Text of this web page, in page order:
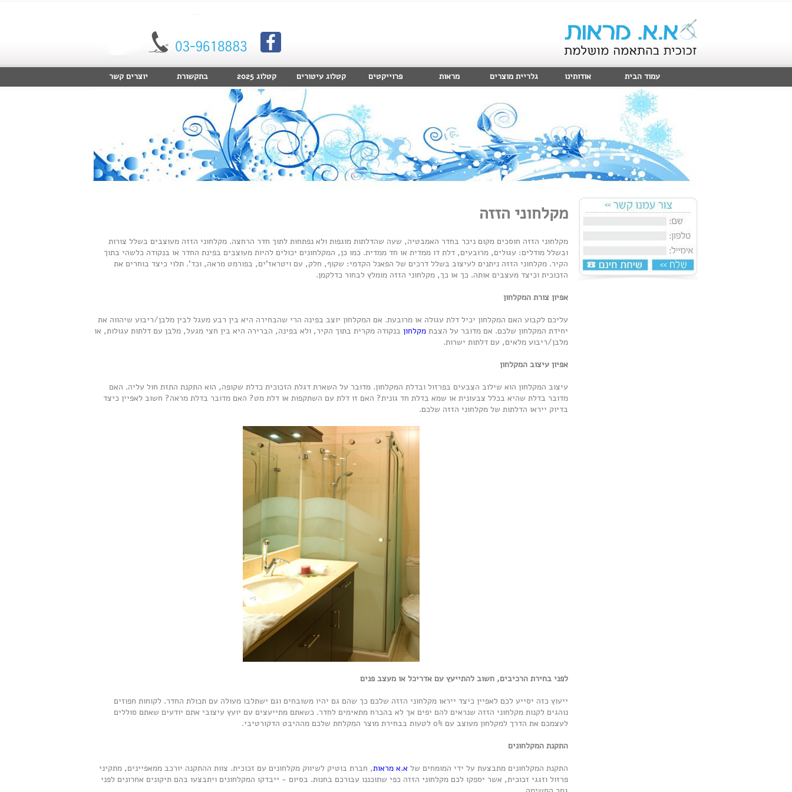
עמוד הבית אודותינו גלריית מוצרים מראות פרוייקטים קטלוג עיטורים קטלוג 2025 בתקשורת יוצרים קשר
מקלחוני הזזה
מקלחוני הזזה חוסכים מקום ניכר בחדר האמבטיה, שעה שהדלתות מוגפות ולא נפתחות לתוך חדר הרחצה. מקלחוני הזזה מעוצבים בשלל צורות
ובשלל מודלים: עגולים, מרובעים, דלת דו ממדית או חד ממדית. כמו כן, המקלחונים יכולים להיות מעוצבים בפינת החדר או בנקודה כלשהי בתוך
הקיר. מקלחוני הזזה ניתנים לעיצוב בשלל דרכים של הפאנל הקדמי: שקוף, חלק, עם ויטראז'ים, בפורמט מראה, וכד'. תלוי כיצד בוחרים את
הזכוכית וכיצד מעצבים אותה. כך או כך, מקלחוני הזזה מומלץ לבחור כדלקמן.
אפיון צורת המקלחון
עליכם לקבוע האם המקלחון יכיל דלת עגולה או מרובעת. אם המקלחון יוצב בפינה הרי שהבחירה היא בין רבע מעגל לבין מלבן/ריבוע שיהווה את
יחידת המקלחון שלכם. אם מדובר על הצבת מקלחון בנקודה מקרית בתוך הקיר, ולא בפינה, הברירה היא בין חצי מגעל, מלבן עם דלתות עגולות, או
מלבן/ריבוע מלאים, עם דלתות ישרות.
אפיון עיצוב המקלחון
עיצוב המקלחון הוא שילוב הצבעים בפרזול ובדלת המקלחון. מדובר על השארת דגלת הזכוכית כדלת שקופה, הוא התקנת התזת חול עליה. האם
מדובר בדלת שהיא בכלל צבעונית או שמא בדלת חד גונית? האם זו דלת עם השתקפות או דלת מט? האם מדובר בדלת מראה? חשוב לאפיין כיצד
בדיוק ייראו הדלתות של מקלחוני הזזה שלכם.
לפני בחירת הרכיבים, חשוב להתייעץ עם אדריכל או מעצב פנים
ייעוץ כזה יסייע לכם לאפיין כיצד ייראו מקלחוני הזזה שלכם כך שהם גם יהיו משובחים וגם ישתלבו מעולה עם תכולת החדר. לקוחות חפוזים
נוהגים לקנות מקלחוני הזזה שנראים להם יפים אך לא בהכרח מתאימים לחדר. כשאתם מתייעצים עם יועץ עיצובי אתם יודעים שאתם סוללים
לעצמכם את הדרך למקלחון מעוצב עם 0% לטעות בבחירת מוצר המקלחת שלכם מההיבט הדקורטיבי.
התקנת המקלחונים
התקנת המקלחונים מתבצעת על ידי המומחים של א.א מראות, חברת בוטיק לשיווק מקלחונים עם זכוכית. צוות ההתקנה יורכב ממאפיינים, מתקיני
פרזול וזגגי זכוכית, אשר יספקו לכם מקלחוני הזזה כפי שתוכננו עבורכם בחנות. בסיום - ייבדקו המקלחונים ויתבצעו בהם תיקונים אחרונים לפני